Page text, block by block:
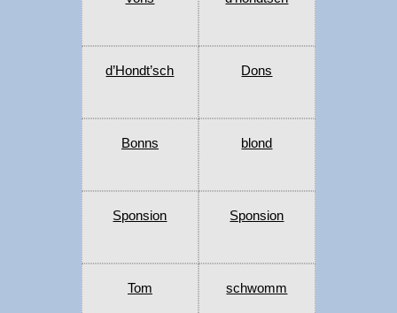
d’Hondt’sch Dons
Bonns blond
Sponsion Sponsion
Tom schwomm